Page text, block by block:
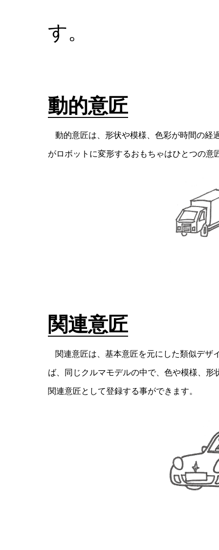
す。
動的意匠
動的意匠は、形状や模様、色彩が時間の経
がロボットに変形するおもちゃはひとつの意
関連意匠
関連意匠は、基本意匠を元にした類似デザ
ば、同じクルマモデルの中で、色や模様、
関連意匠として登録する事ができます。